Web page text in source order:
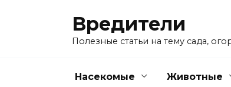
Вредители
Полезные статьи на тему сада,
Насекомые Животные